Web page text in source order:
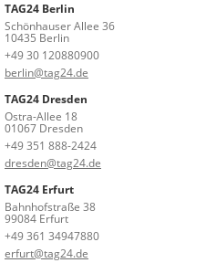
TAG24 Berlin
Schönhauser Allee 36
10435 Berlin
+49 30 120880900
berlin@tag24.de
TAG24 Dresden
Ostra-Allee 18
01067 Dresden
+49 351 888-2424
dresden@tag24.de
TAG24 Erfurt
Bahnhofstraße 38
99084 Erfurt
+49 361 34947880
erfurt@tag24.de